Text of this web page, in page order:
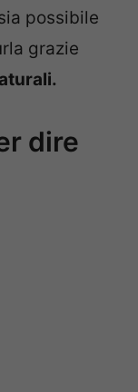
possibile
grazie
dire